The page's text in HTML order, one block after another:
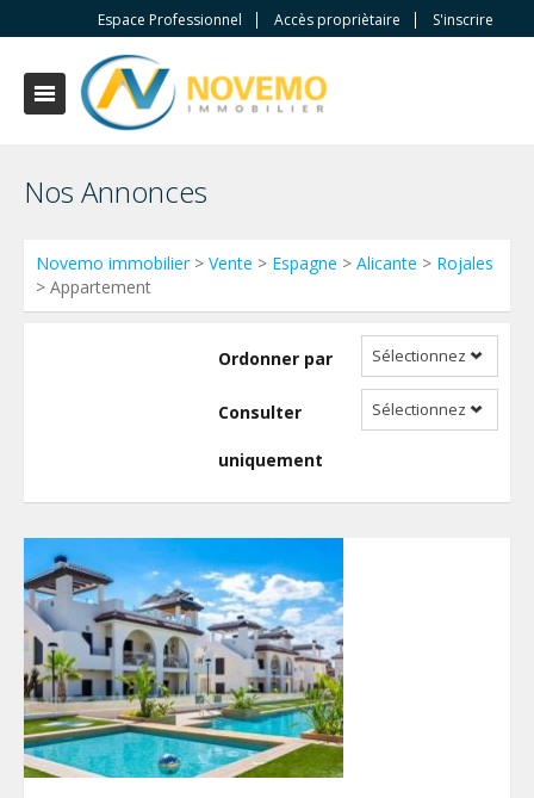
Espace Professionnel Accès propriètaire S'inscrire
Nos Annonces
Novemo immobilier> Vente > Espagne > Alicante > Rojales
> Appartement
Ordonner par Sélectionnez
Consulter
uniquement
Sélectionnez